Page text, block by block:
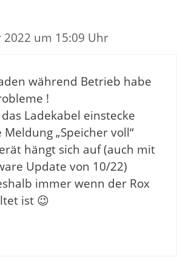
um 15:09 Uhr
während Betrieb habe
!
Ladekabel einstecke
„Speicher voll“
hängt sich auf (auch mit
Update von 10/22)
immer wenn der Rox
ist 😉